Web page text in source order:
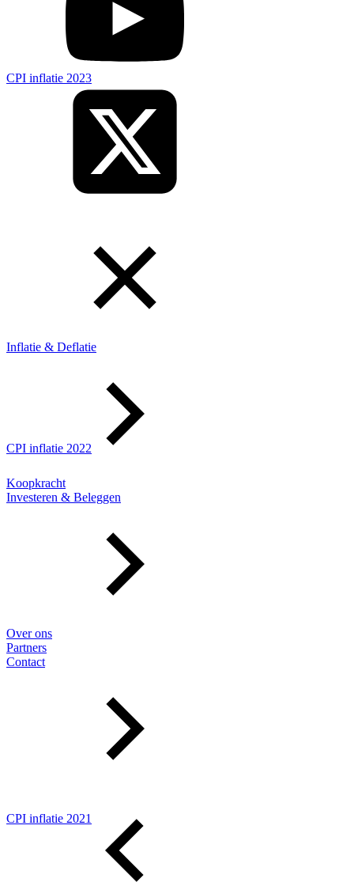
CPI inflatie 2023
CPI inflatie 2022
CPI inflatie 2021
Inflatie & Deflatie
Koopkracht
Investeren & Beleggen
Over ons
Partners
Contact